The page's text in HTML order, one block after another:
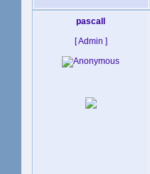
pascall
[ Admin ]